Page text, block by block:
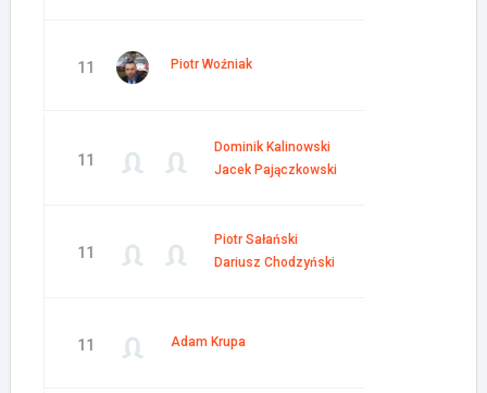
11 Piotr Woźniak
11
Dominik Kalinowski
Jacek Pajączkowski
11
Piotr Sałański
Dariusz Chodzyński
11 Adam Krupa